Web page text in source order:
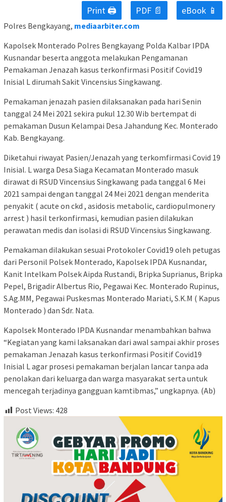
Print 🖨 PDF 📄 eBook 📱
Polres Bengkayang, mediaarbiter.com
Kapolsek Monterado Polres Bengkayang Polda Kalbar IPDA
Kusnandar beserta anggota melakukan Pengamanan
Pemakaman Jenazah kasus terkonfirmasi Positif Covid19
Inisial L dirumah Sakit Vincensius Singkawang.
Pemakaman jenazah pasien dilaksanakan pada hari Senin
tanggal 24 Mei 2021 sekira pukul 12.30 Wib bertempat di
pemakaman Dusun Kelampai Desa Jahandung Kec. Monterado
Kab. Bengkayang.
Diketahui riwayat Pasien/Jenazah yang terkomfirmasi Covid 19
Inisial. L warga Desa Siaga Kecamatan Monterado masuk
dirawat di RSUD Vincensius Singkawang pada tanggal 6 Mei
2021 sampai dengan tanggal 24 Mei 2021 dengan menderita
penyakit ( acute on ckd , asidosis metabolic, cardiopulmonery
arrest ) hasil terkonfirmasi, kemudian pasien dilakukan
perawatan medis dan isolasi di RSUD Vincensius Singkawang.
Pemakaman dilakukan sesuai Protokoler Covid19 oleh petugas
dari Personil Polsek Monterado, Kapolsek IPDA Kusnandar,
Kanit Intelkam Polsek Aipda Rustandi, Bripka Suprianus, Bripka
Pepel, Brigadir Albertus Rio, Pegawai Kec. Monterado Rupinus,
S.Ag.MM, Pegawai Puskesmas Monterado Mariati, S.K.M ( Kapus
Monterado ) dan Sdr. Nata.
Kapolsek Monterado IPDA Kusnandar menambahkan bahwa
“Kegiatan yang kami laksanakan dari awal sampai akhir proses
pemakaman Jenazah kasus terkonfirmasi Positif Covid19
Inisial L agar prosesi pemakaman berjalan lancar tanpa ada
penolakan dari keluarga dan warga masyarakat serta untuk
mencegah terjadinya gangguan kamtibmas,” ungkapnya. (Ab)
Post Views: 428